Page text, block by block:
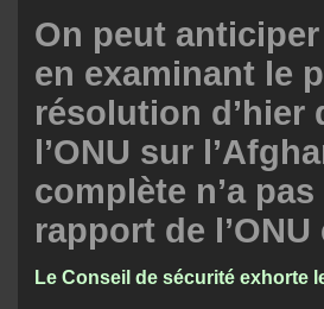
On peut
en examinant le
résolution d’hier
l’ONU sur
complète n’a
rapport de
Le Conseil de sécurité exhorte